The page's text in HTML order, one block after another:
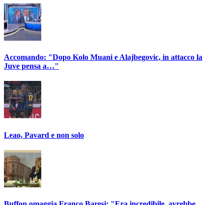
Accomando: "Dopo Kolo Muani e Alajbegovic, in attacco la
Juve pensa a…"
Leao, Pavard e non solo